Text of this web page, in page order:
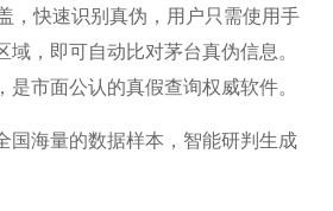
，快速识别真伪，用户只需使用手
，即可自动比对茅台真伪信息。
市面公认的真假查询权威软件。
国海量的数据样本，智能研判生成